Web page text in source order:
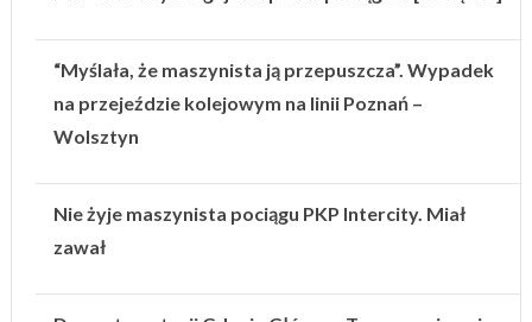
“Myślała, że maszynista ją przepuszcza”. Wypadek
na przejeździe kolejowym na linii Poznań –
Wolsztyn
Nie żyje maszynista pociągu PKP Intercity. Miał
zawał